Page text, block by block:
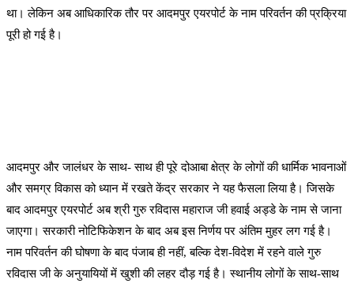
था। लेकिन अब आधिकारिक तौर पर आदमपुर एयरपोर्ट के नाम परिवर्तन की प्रक्रिया
पूरी हो गई है।
आदमपुर और जालंधर के साथ- साथ ही पूरे दोआबा क्षेत्र के लोगों की धार्मिक भावनाओं
और समग्र विकास को ध्यान में रखते केंद्र सरकार ने यह फैसला लिया है। जिसके
बाद आदमपुर एयरपोर्ट अब श्री गुरु रविदास महाराज जी हवाई अड्डे के नाम से जाना
जाएगा। सरकारी नोटिफिकेशन के बाद अब इस निर्णय पर अंतिम मुहर लग गई है।
नाम परिवर्तन की घोषणा के बाद पंजाब ही नहीं, बल्कि देश-विदेश में रहने वाले गुरु
रविदास जी के अनुयायियों में खुशी की लहर दौड़ गई है। स्थानीय लोगों के साथ-साथ